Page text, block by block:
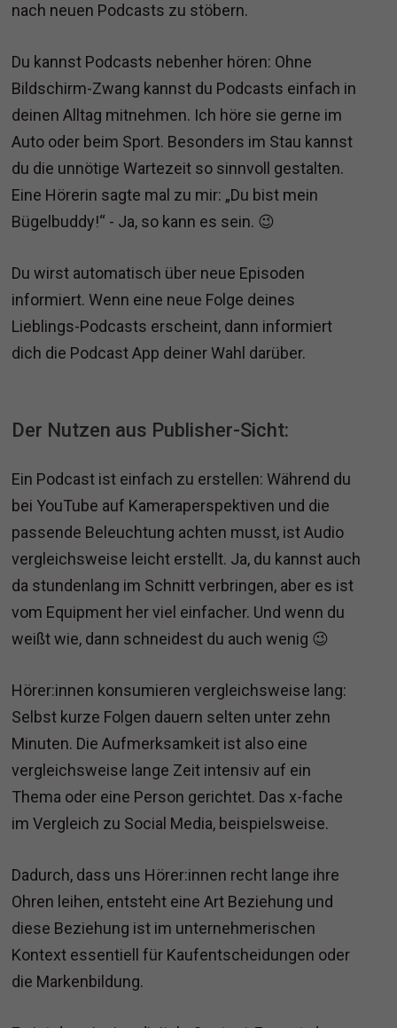
nach neuen Podcasts zu stöbern.
Du kannst Podcasts nebenher hören: Ohne
Bildschirm-Zwang kannst du Podcasts einfach in
deinen Alltag mitnehmen. Ich höre sie gerne im
Auto oder beim Sport. Besonders im Stau kannst
du die unnötige Wartezeit so sinnvoll gestalten.
Eine Hörerin sagte mal zu mir: „Du bist mein
Bügelbuddy!“ - Ja, so kann es sein. 😉
Du wirst automatisch über neue Episoden
informiert. Wenn eine neue Folge deines
Lieblings-Podcasts erscheint, dann informiert
dich die Podcast App deiner Wahl darüber.
Der Nutzen aus Publisher-Sicht:
Ein Podcast ist einfach zu erstellen: Während du
bei YouTube auf Kameraperspektiven und die
passende Beleuchtung achten musst, ist Audio
vergleichsweise leicht erstellt. Ja, du kannst auch
da stundenlang im Schnitt verbringen, aber es ist
vom Equipment her viel einfacher. Und wenn du
weißt wie, dann schneidest du auch wenig 😉
Hörer:innen konsumieren vergleichsweise lang:
Selbst kurze Folgen dauern selten unter zehn
Minuten. Die Aufmerksamkeit ist also eine
vergleichsweise lange Zeit intensiv auf ein
Thema oder eine Person gerichtet. Das x-fache
im Vergleich zu Social Media, beispielsweise.
Dadurch, dass uns Hörer:innen recht lange ihre
Ohren leihen, entsteht eine Art Beziehung und
diese Beziehung ist im unternehmerischen
Kontext essentiell für Kaufentscheidungen oder
die Markenbildung.